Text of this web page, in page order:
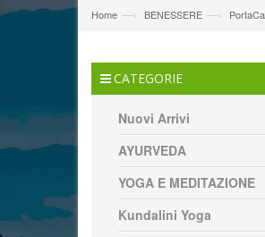
Home —› BENESSERE —›
CATEGORIE
Nuovi Arrivi
AYURVEDA
YOGA E MEDITAZIONE
Kundalini Yoga